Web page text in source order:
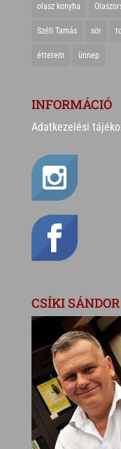
olasz konyha
Széll Tamás sör
étterem ünnep
INFORMÁCIÓ
Adatkezelési
CSÍKI SÁNDOR